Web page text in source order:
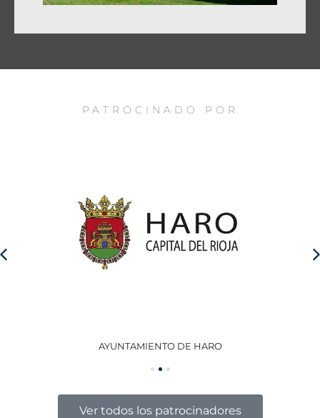
PATROCINADO POR
AYUNTAMIENTO DE HARO
Ver todos los patrocinadores